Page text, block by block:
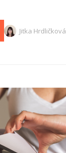
Jitka Hrdličková